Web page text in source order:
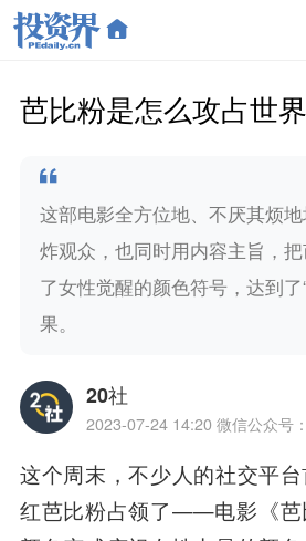
芭比粉是怎么攻占世
这部电影全方位地、不厌其烦地
炸观众，也同时用内容主旨，
了女性觉醒的颜色符号，达到了
果。
20社
2023-07-24 14:20 微信公众号
这个周末，不少人的社交平
红芭比粉占领了——电影《芭